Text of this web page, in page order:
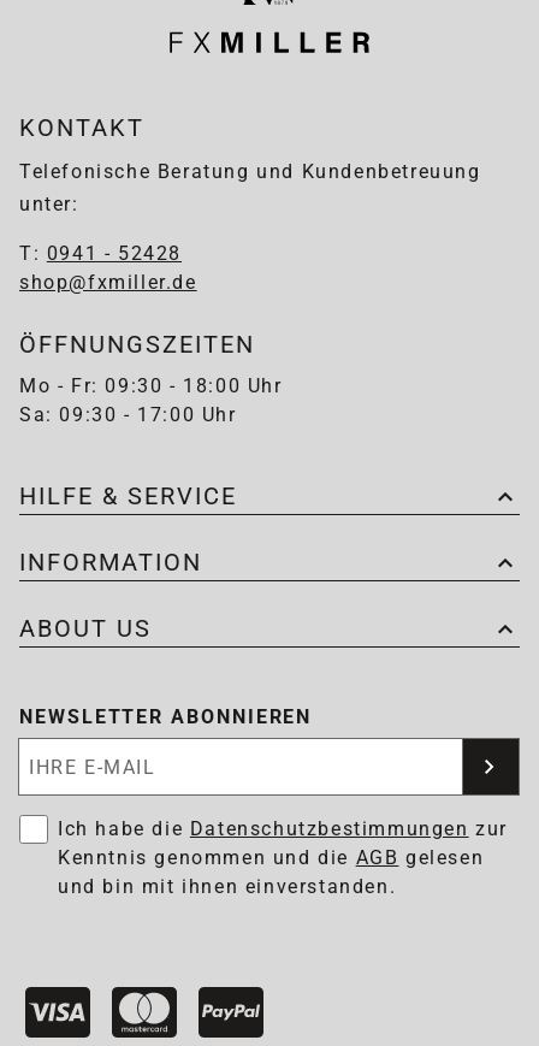
KONTAKT
Telefonische Beratung und Kundenbetreuung
unter:
T: 0941 - 52428
shop@fxmiller.de
ÖFFNUNGSZEITEN
Mo - Fr: 09:30 - 18:00 Uhr
Sa: 09:30 - 17:00 Uhr
HILFE & SERVICE
INFORMATION
ABOUT US
NEWSLETTER ABONNIEREN
Ich habe die Datenschutzbestimmungen zur
Kenntnis genommen und die AGB gelesen
und bin mit ihnen einverstanden.